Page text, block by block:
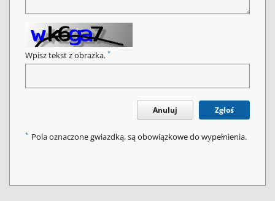
Wpisz tekst z obrazka. *
Anuluj Zgłoś
* Pola oznaczone gwiazdką, są obowiązkowe do wypełnienia.